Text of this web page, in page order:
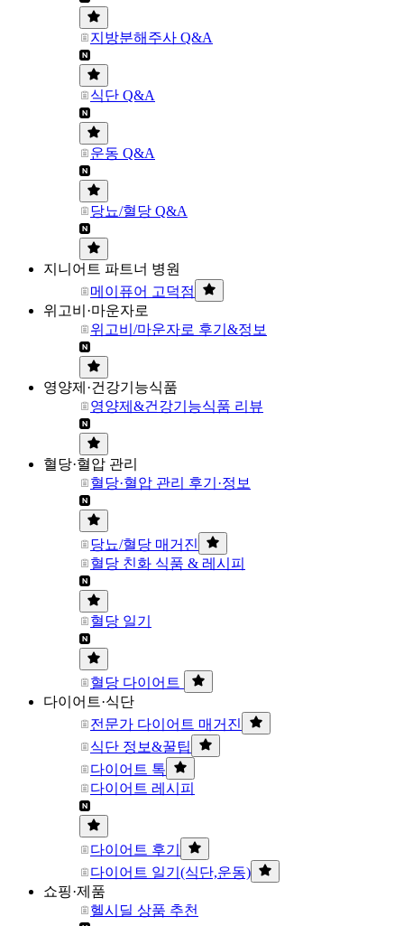
지방분해주사 Q&A
식단 Q&A
운동 Q&A
당뇨/혈당 Q&A
지니어트 파트너 병원
메이퓨어 고덕점
위고비·마운자로
위고비/마운자로 후기&정보
영양제·건강기능식품
영양제&건강기능식품 리뷰
혈당·혈압 관리
혈당·혈압 관리 후기·정보
당뇨/혈당 매거진
혈당 친화 식품 & 레시피
혈당 일기
혈당 다이어트
다이어트·식단
전문가 다이어트 매거진
식단 정보&꿀팁
다이어트 톡
다이어트 레시피
다이어트 후기
다이어트 일기(식단,운동)
쇼핑·제품
헬시딜 상품 추천